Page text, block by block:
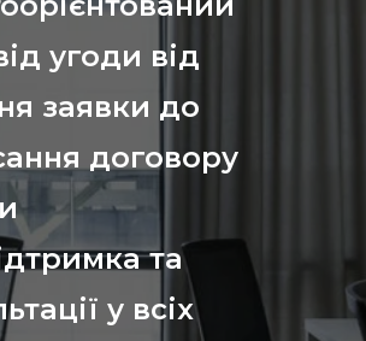
угоди від
заявки до
договору
та
у всіх